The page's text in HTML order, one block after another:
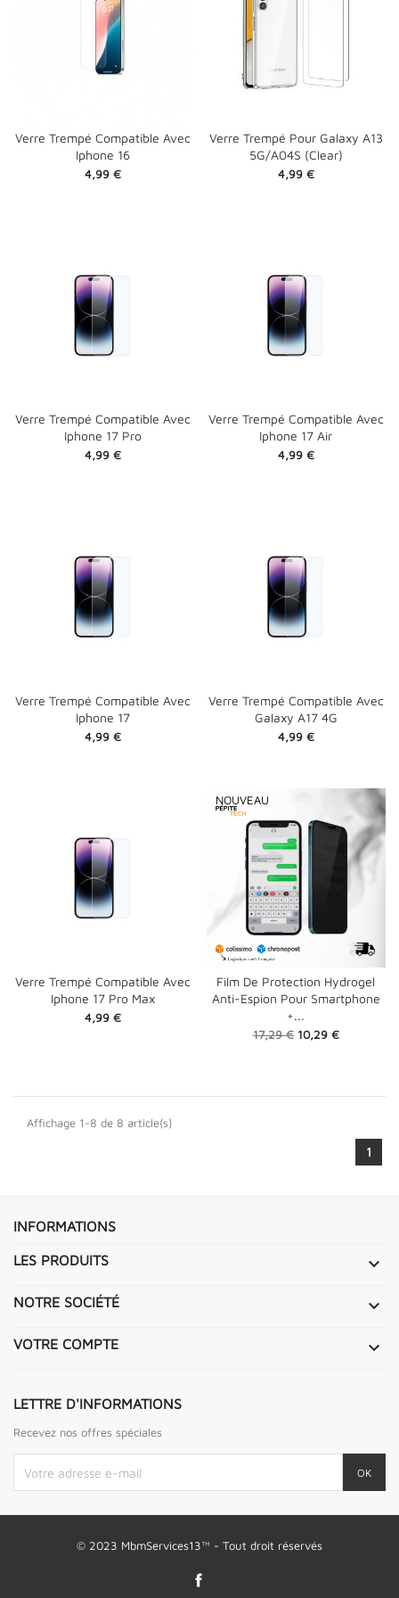
Verre Trempé Compatible Avec
Iphone 16
Prix
4,99 €
Verre Trempé Pour Galaxy A13
5G/A04S (Clear)
Prix
4,99 €
Verre Trempé Compatible Avec
Iphone 17 Pro
Prix
4,99 €
Verre Trempé Compatible Avec
Iphone 17 Air
Prix
4,99 €
Verre Trempé Compatible Avec
Iphone 17
Prix
4,99 €
Verre Trempé Compatible Avec
Galaxy A17 4G
Prix
4,99 €
Verre Trempé Compatible Avec
Iphone 17 Pro Max
Prix
4,99 €
Film De Protection Hydrogel
Anti-Espion Pour Smartphone
+...
Prix
17,29 € Prix
10,29 €
NOUVEAU
Affichage 1-8 de 8 article(s)
1
INFORMATIONS
LES PRODUITS 
NOTRE SOCIÉTÉ 
VOTRE COMPTE 
LETTRE D'INFORMATIONS
Recevez nos offres spéciales
© 2023 MbmServices13™ - Tout droit réservés